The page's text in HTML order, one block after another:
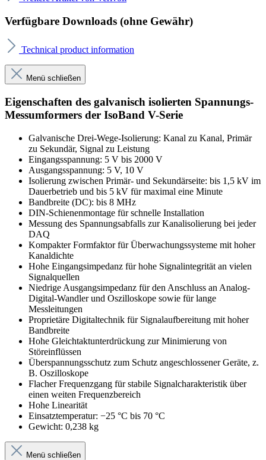
Verfügbare Downloads (ohne Gewähr)
Technical product information
Menü schließen
Eigenschaften des galvanisch isolierten Spannungs-
Messumformers der IsoBand V-Serie
Galvanische Drei-Wege-Isolierung: Kanal zu Kanal, Primär
zu Sekundär, Signal zu Leistung
Eingangsspannung: 5 V bis 2000 V
Ausgangsspannung: 5 V, 10 V
Isolierung zwischen Primär- und Sekundärseite: bis 1,5 kV im
Dauerbetrieb und bis 5 kV für maximal eine Minute
Bandbreite (DC): bis 8 MHz
DIN-Schienenmontage für schnelle Installation
Messung des Spannungsabfalls zur Kanalisolierung bei jeder
DAQ
Kompakter Formfaktor für Überwachungssysteme mit hoher
Kanaldichte
Hohe Eingangsimpedanz für hohe Signalintegrität an vielen
Signalquellen
Niedrige Ausgangsimpedanz für den Anschluss an Analog-
Digital-Wandler und Oszilloskope sowie für lange
Messleitungen
Proprietäre Digitaltechnik für Signalaufbereitung mit hoher
Bandbreite
Hohe Gleichtaktunterdrückung zur Minimierung von
Störeinflüssen
Überspannungsschutz zum Schutz angeschlossener Geräte, z.
B. Oszilloskope
Flacher Frequenzgang für stabile Signalcharakteristik über
einen weiten Frequenzbereich
Hohe Linearität
Einsatztemperatur: −25 °C bis 70 °C
Gewicht: 0,238 kg
Menü schließen